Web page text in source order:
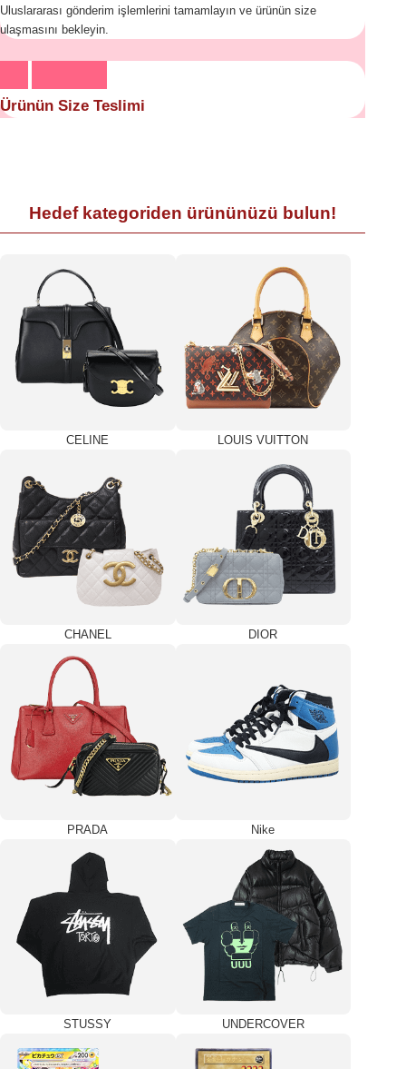
Uluslararası gönderim işlemlerini tamamlayın ve ürünün size
ulaşmasını bekleyin.
Ürünün Size Teslimi
Hedef kategoriden ürününüzü bulun!
CELINE LOUIS VUITTON
CHANEL DIOR
PRADA Nike
STUSSY UNDERCOVER